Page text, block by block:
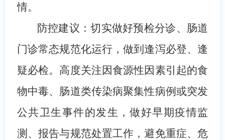
情。
防控建议：切实做好预检分诊、肠道
门诊常态规范化运行，做到逢泻必登、逢
疑必检。高度关注因食源性因素引起的食
物中毒、肠道类传染病聚集性病例或突发
公共卫生事件的发生，做好早期疫情监
测、报告与规范处置工作，避免重症、危